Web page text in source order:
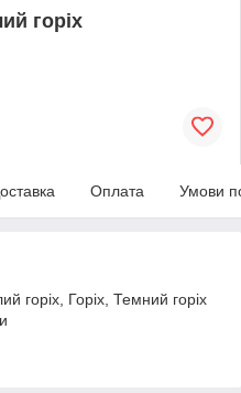
горіх
Оплата Умови
горіх, Горіх, Темний горіх